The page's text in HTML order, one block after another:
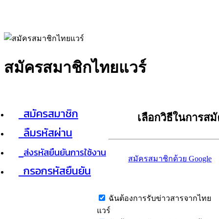
สมัครสมาชิกไทยแวร์
สมัครสมาชิก
ลืมรหัสผ่าน
ส่งรหัสยืนยันการใช้งาน
กรอกรหัสยืนยัน
เลือกวิธีในการส
สมัครสมาชิกด้วย Google
ฉันต้องการรับข่าวสารจากไทย
แวร์